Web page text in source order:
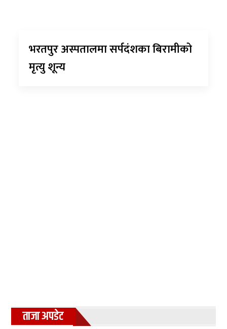
भरतपुर अस्पतालमा सर्पदंशका बिरामीको
मृत्यु शून्य
ताजा अपडेट